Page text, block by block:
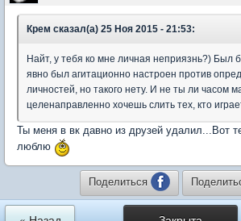
Крем сказал(а) 25 Ноя 2015 - 21:53:
Найт, у тебя ко мне личная неприязнь?) Был
явно был агитационно настроен против
личностей, но такого нету. И не ты ли часом
целенаправленно хочешь слить тех, кто
Ты меня в вк давно из друзей удалил...Вот
люблю
Поделиться